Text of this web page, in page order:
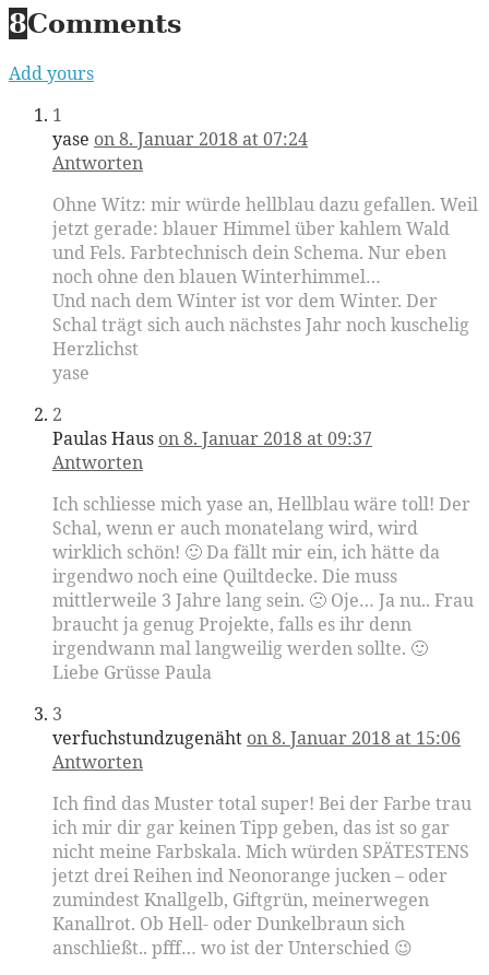
8Comments
Add yours
1
yase on 8. Januar 2018 at 07:24
Antworten
Ohne Witz: mir würde hellblau dazu gefallen. Weil
jetzt gerade: blauer Himmel über kahlem Wald
und Fels. Farbtechnisch dein Schema. Nur eben
noch ohne den blauen Winterhimmel…
Und nach dem Winter ist vor dem Winter. Der
Schal trägt sich auch nächstes Jahr noch kuschelig
Herzlichst
yase
2
Paulas Haus on 8. Januar 2018 at 09:37
Antworten
Ich schliesse mich yase an, Hellblau wäre toll! Der
Schal, wenn er auch monatelang wird, wird
wirklich schön! 🙂 Da fällt mir ein, ich hätte da
irgendwo noch eine Quiltdecke. Die muss
mittlerweile 3 Jahre lang sein. 🙁 Oje… Ja nu.. Frau
braucht ja genug Projekte, falls es ihr denn
irgendwann mal langweilig werden sollte. 🙂
Liebe Grüsse Paula
3
verfuchstundzugenäht on 8. Januar 2018 at 15:06
Antworten
Ich find das Muster total super! Bei der Farbe trau
ich mir dir gar keinen Tipp geben, das ist so gar
nicht meine Farbskala. Mich würden SPÄTESTENS
jetzt drei Reihen ind Neonorange jucken – oder
zumindest Knallgelb, Giftgrün, meinerwegen
Kanallrot. Ob Hell- oder Dunkelbraun sich
anschließt.. pfff… wo ist der Unterschied 😉